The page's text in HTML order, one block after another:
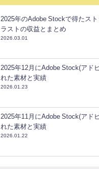
2025年のAdobe Stockで得たス
ラストの収益とまとめ
2026.03.01
2025年12月にAdobe Stock(アド
れた素材と実績
2026.01.23
2025年11月にAdobe Stock(アド
れた素材と実績
2026.01.22